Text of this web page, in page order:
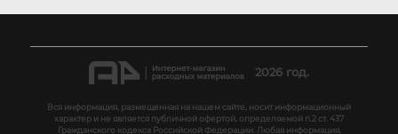
2026 год.
Вся информация, размещенная на нашем сайте, носит информационный
характер и не является публичной офертой, определяемой п.2 ст. 437
Гражданского кодекса Российской Федерации. Любая информация,